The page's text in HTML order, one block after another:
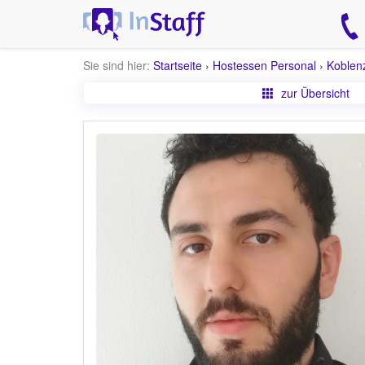
Sie sind hier: Startseite › Hostessen Personal ›
zur Übersicht